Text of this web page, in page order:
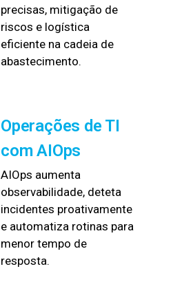
precisas, mitigação de
riscos e logística
eficiente na cadeia de
abastecimento.
Operações de TI
com AIOps
AIOps aumenta
observabilidade, deteta
incidentes proativamente
e automatiza rotinas para
menor tempo de
resposta.